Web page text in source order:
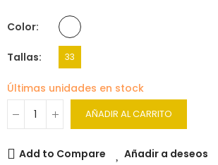
Color
Tallas 33
Últimas unidades en stock
AÑADIR AL CARRITO
Add to Compare Añadir a deseos